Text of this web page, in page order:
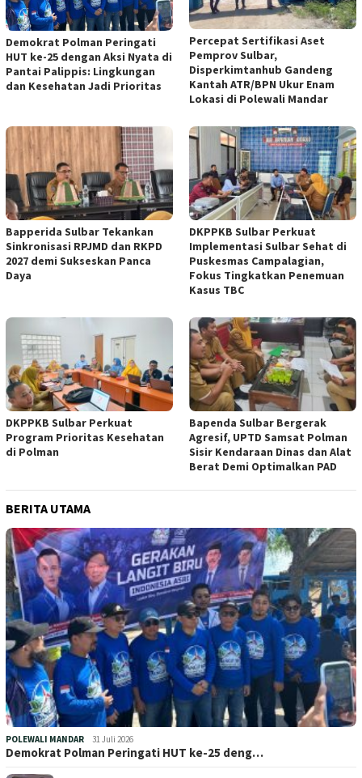
Demokrat Polman Peringati
HUT ke-25 dengan Aksi Nyata di
Pantai Palippis: Lingkungan
dan Kesehatan Jadi Prioritas
Percepat Sertifikasi Aset
Pemprov Sulbar,
Disperkimtanhub Gandeng
Kantah ATR/BPN Ukur Enam
Lokasi di Polewali Mandar
Bapperida Sulbar Tekankan
Sinkronisasi RPJMD dan RKPD
2027 demi Sukseskan Panca
Daya
DKPPKB Sulbar Perkuat
Implementasi Sulbar Sehat di
Puskesmas Campalagian,
Fokus Tingkatkan Penemuan
Kasus TBC
DKPPKB Sulbar Perkuat
Program Prioritas Kesehatan
di Polman
Bapenda Sulbar Bergerak
Agresif, UPTD Samsat Polman
Sisir Kendaraan Dinas dan Alat
Berat Demi Optimalkan PAD
BERITA UTAMA
POLEWALI MANDAR 31 Juli 2026
Demokrat Polman Peringati HUT ke-25 deng…